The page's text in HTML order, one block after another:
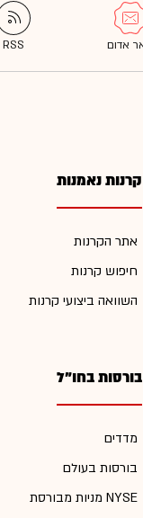
קרנות נאמנות
אתר הקרנות
חיפוש קרנות
השוואה ביצועי קרנות
בורסות בחו"ל
מדדים
בורסות בעולם
מניות מבורסת NYSE